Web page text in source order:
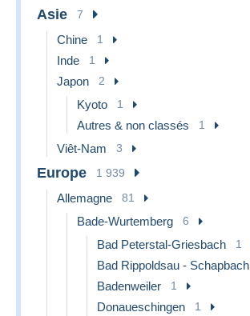
Asie 7
Chine 1
Inde 1
Japon 2
Kyoto 1
Autres & non classés 1
Viêt-Nam 3
Europe 1 939
Allemagne 81
Bade-Wurtemberg 6
Bad Peterstal-Griesbach 1
Bad Rippoldsau - Schapbach
Badenweiler 1
Donaueschingen 1